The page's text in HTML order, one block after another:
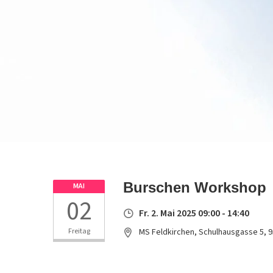
MAI
02
Freitag
Burschen Workshop
Fr. 2. Mai 2025 09:00 - 14:40
MS Feldkirchen, Schulhausgasse 5,